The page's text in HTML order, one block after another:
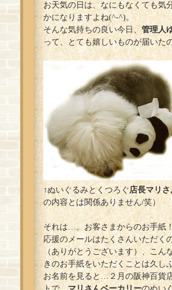
お天気の日は、なにもなくても気
かになりますよね(^-^)。
そんな気持ちの良い今日、管理人
って、とても嬉しいものが届いた
↑ぬいぐるみとくつろぐ 店長マリさ
の内容とは関係ありません/笑）
それは…。お客さまからのお手紙
応援のメールはたくさんいただく
（ありがとうございます）、こん
きのお手紙をいただくことは久し
お名前を見ると…２月の阪神百貨